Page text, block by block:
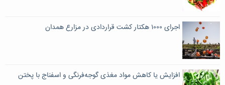
اجرای ۱۰۰۰ هکتار کشت قراردادی در مزارع همدان
افزایش یا کاهش مواد مغذی گوجه‌فرنگی و اسفناج با پختن